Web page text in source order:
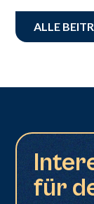
ALLE
für